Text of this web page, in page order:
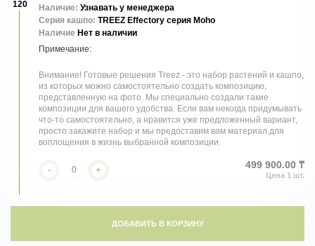
120
Наличие: Узнавать у менеджера
Серия кашпо: TREEZ Effectory серия Moho
Наличие Нет в наличии
Внимание! Готовые решения Treez - это набор растений и кашпо,
из которых можно самостоятельно создать композицию,
представленную на фото. Мы специально создали такие
композиции для вашего удобства. Если вам некогда придумывать
что-то самостоятельно, а нравится уже предложенный вариант,
просто закажите набор и мы предоставим вам материал для
воплощения в жизнь выбранной композиции.
- + 499 900.00 ₸
ДОБАВИТЬ В КОРЗИНУ